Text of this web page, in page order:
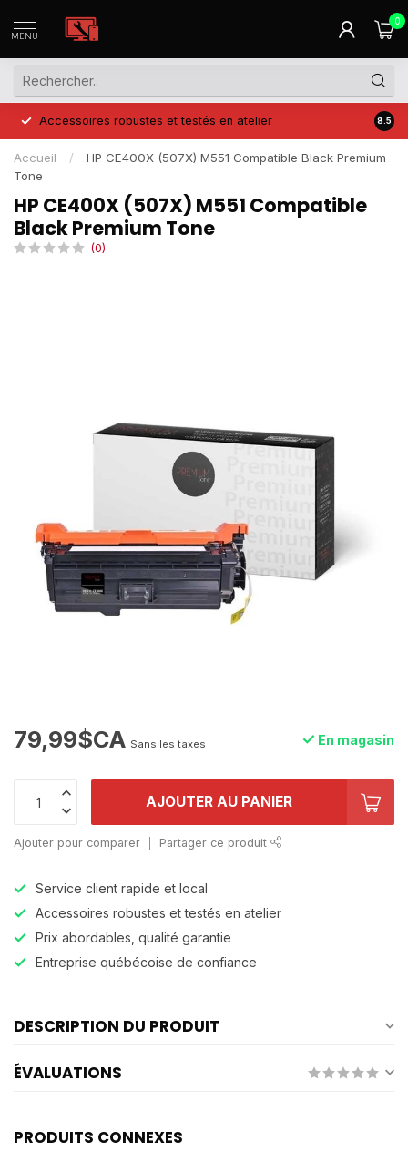
MENU
0
Accessoires robustes et testés en atelier Prix
8.5
Accueil /
HP CE400X (507X) M551 Compatible Black Premium
Tone
HP CE400X (507X) M551 Compatible
Black Premium Tone
(0)
79,99$CA Sans les taxes En magasin
AJOUTER AU PANIER
Ajouter pour comparer Partager ce produit
Service client rapide et local
Accessoires robustes et testés en atelier
Prix abordables, qualité garantie
Entreprise québécoise de confiance
DESCRIPTION DU PRODUIT
ÉVALUATIONS
PRODUITS CONNEXES